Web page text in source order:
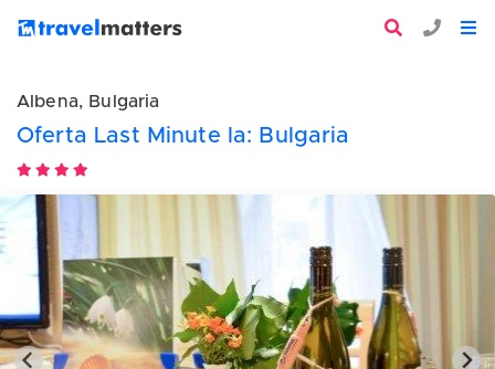
Albena, Bulgaria
Oferta Last Minute la: Bulgaria